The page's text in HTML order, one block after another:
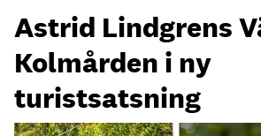
Astrid Lindgrens
Kolmården i ny
turistsatsning